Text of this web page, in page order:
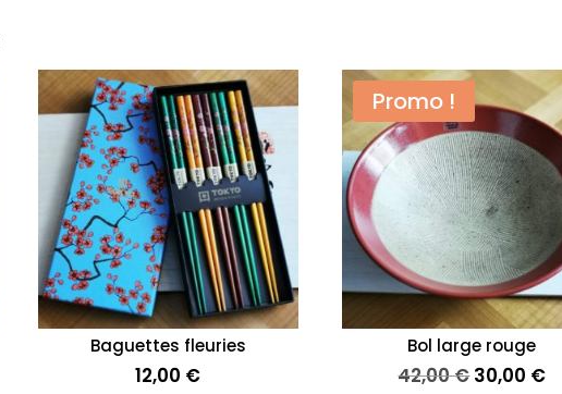
Baguettes fleuries
12,00 €
Promo !
Bol large rouge
42,00€Le
30,00 €Le